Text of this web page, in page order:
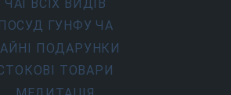
ЧАЇ ВСІХ ВИДІВ
ПОСУД ГУНФУ ЧА
ПОДАРУНКИ
ТОВАРИ